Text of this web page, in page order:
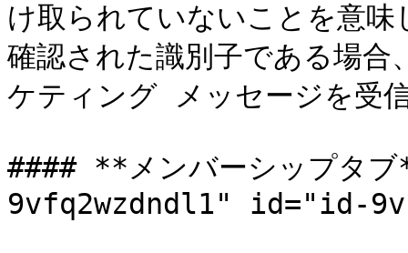
け取られていないことを意
確認された識別子である場合
ケティング メッセージを受
#### **メンバーシップ
9vfq2wzdndl1" id="id-